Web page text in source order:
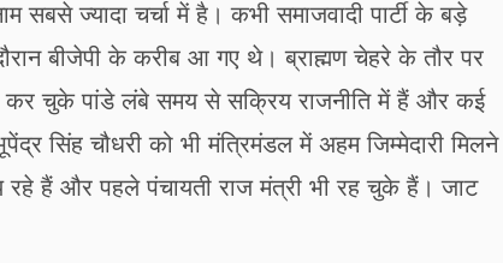
सबसे ज्यादा चर्चा में है। कभी समाजवादी पार्टी के बड़े
बीजेपी के करीब आ गए थे। ब्राह्मण चेहरे के तौर पर
कर चुके पांडे लंबे समय से सक्रिय राजनीति में हैं और कई
सिंह चौधरी को भी मंत्रिमंडल में अहम जिम्मेदारी मिलने
हैं और पहले पंचायती राज मंत्री भी रह चुके हैं। जाट